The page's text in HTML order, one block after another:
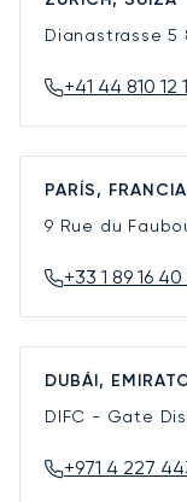
Dianastrasse 5
+41 44 810 12
PARÍS, FRANCIA
9 Rue du
+33 1 89 16
DUBÁI,
DIFC - Gate
+971 4 227